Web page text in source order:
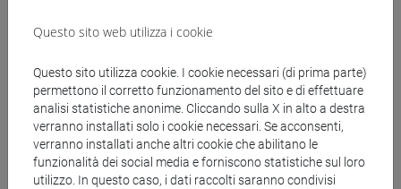
Genera calendario XLS
Copia questo URL per importare gli orari nel tuo Google
Calendar:
https://www.unive.it/data/ajax/Didattica/generaics?
cache=-1&afid=568283
Questo sito web utilizza i cookie
Questo sito utilizza cookie. I cookie necessari (di prima parte)
permettono il corretto funzionamento del sito e di effettuare
analisi statistiche anonime. Cliccando sulla X in alto a destra
verranno installati solo i cookie necessari. Se acconsenti,
verranno installati anche altri cookie che abilitano le
funzionalità dei social media e forniscono statistiche sul loro
utilizzo. In questo caso, i dati raccolti saranno condivisi